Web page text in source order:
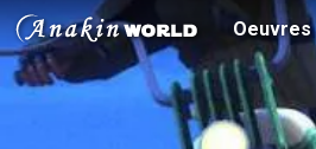
Oeuvres